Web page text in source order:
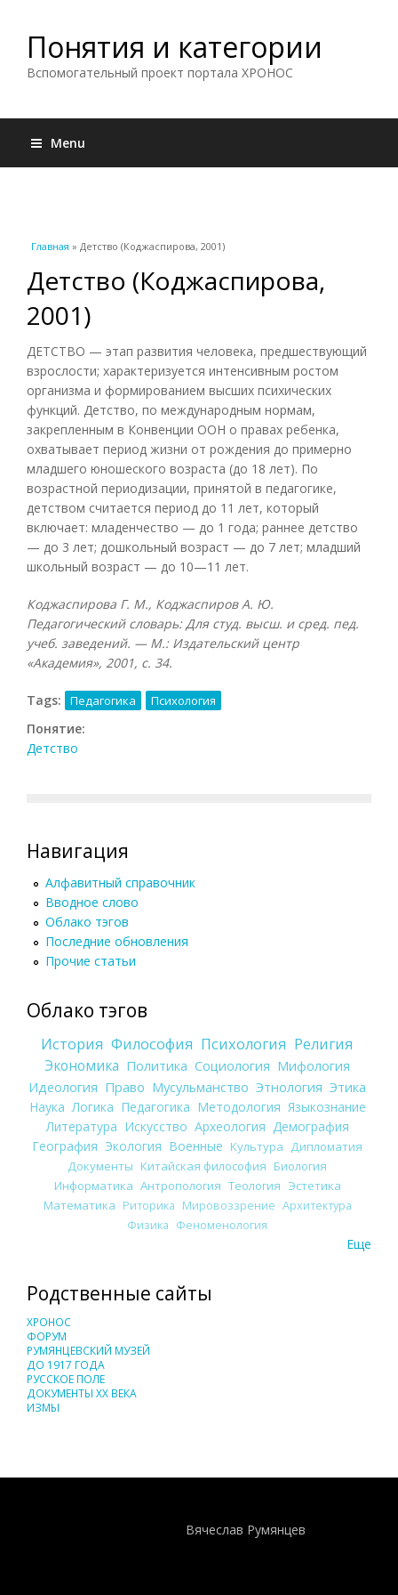
Понятия и категории
Вспомогательный проект портала ХРОНОС
Menu
Вы здесь
Главная » Детство (Коджаспирова, 2001)
Детство (Коджаспирова,
2001)
ДЕТСТВО — этап развития человека, предшествующий
взрослости; характеризуется интенсивным ростом
организма и формированием высших психических
функций. Детство, по международным нормам,
закрепленным в Конвенции ООН о правах ребенка,
охватывает период жизни от рождения до примерно
младшего юношеского возраста (до 18 лет). По
возрастной периодизации, принятой в педагогике,
детством считается период до 11 лет, который
включает: младенчество — до 1 года; раннее детство
— до 3 лет; дошкольный возраст — до 7 лет; младший
школьный возраст — до 10—11 лет.
Коджаспирова Г. М., Коджаспиров А. Ю.
Педагогический словарь: Для студ. высш. и сред. пед.
учеб. заведений. — М.: Издательский центр
«Академия», 2001, с. 34.
Tags: Педагогика Психология
Понятие:
Детство
Навигация
Алфавитный справочник
Вводное слово
Облако тэгов
Последние обновления
Прочие статьи
Облако тэгов
История Философия Психология Религия
Экономика Политика Социология Мифология
Идеология Право Мусульманство Этнология Этика
Наука Логика Педагогика Методология Языкознание
Литература Искусство Археология Демография
География Экология Военные Культура
Дипломатия
Документы Китайская философия Биология
Информатика Антропология Теология Эстетика
Математика Риторика Мировоззрение Архитектура
Физика Феноменология
Еще
Родственные сайты
ХРОНОС
ФОРУМ
РУМЯНЦЕВСКИЙ МУЗЕЙ
ДО 1917 ГОДА
РУССКОЕ ПОЛЕ
ДОКУМЕНТЫ XX ВЕКА
ИЗМЫ
Вячеслав Румянцев